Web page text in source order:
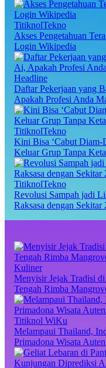
TitiknolTekno
Akses Pengetahuan
Login Wikipedia
Headline
Daftar Pekerjaan yang
Apakah Profesi Anda
TitiknolTekno
Kini Bisa ‘Cabut Diam-
Keluar Grup Tanpa
TitiknolTekno
Revolusi Sampah jadi
Raksasa dengan
Kuliner
Menyisir Jejak Tradisi
Tengah Rimba
Titiknol WiKu
Melampaui Thailand,
Primadona Wisata